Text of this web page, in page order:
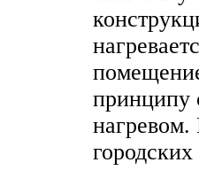
принципу
нагревом.